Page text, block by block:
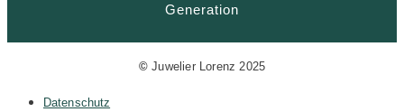
Generation
© Juwelier Lorenz 2025
Datenschutz